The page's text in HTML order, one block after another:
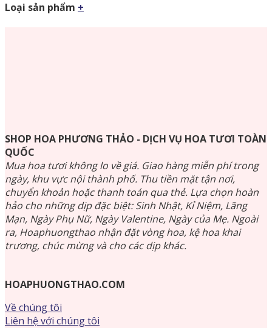
Loại sản phẩm +
SHOP HOA PHƯƠNG THẢO - DỊCH VỤ HOA TƯƠI TOÀN
QUỐC
Mua hoa tươi không lo về giá. Giao hàng miễn phí trong
ngày, khu vực nội thành phố. Thu tiền mặt tận nơi,
chuyển khoản hoặc thanh toán qua thẻ. Lựa chọn hoàn
hảo cho những dịp đặc biệt: Sinh Nhật, Kỉ Niệm, Lãng
Mạn, Ngày Phụ Nữ, Ngày Valentine, Ngày của Mẹ. Ngoài
ra, Hoaphuongthao nhận đặt vòng hoa, kệ hoa khai
trương, chúc mừng và cho các dịp khác.
HOAPHUONGTHAO.COM
Về chúng tôi
Liên hệ với chúng tôi